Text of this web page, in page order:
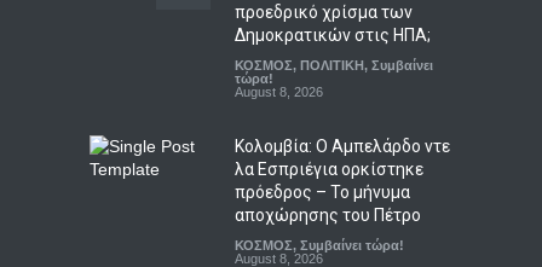
Άκρως ζωδιακό: Τα do’s &
don’ts της εβδομάδας 9–15
Αυγούστου 2026
ΖΩΔΙΑ ,ΠΟΛΙΤΙΣΜΟΣ
προεδρικό χρίσμα των
Δημοκρατικών στις ΗΠΑ;
ΚΟΣΜΟΣ, ΠΟΛΙΤΙΚΗ, Συμβαίνει
τώρα!
August 8, 2026
Κολομβία: Ο Αμπελάρδο ντε
λα Εσπριέγια ορκίστηκε
πρόεδρος – Το μήνυμα
αποχώρησης του Πέτρο
ΚΟΣΜΟΣ, Συμβαίνει τώρα!
August 8, 2026